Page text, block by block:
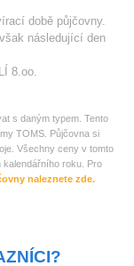
době půjčovny.
následující den
8.oo.
s daným typem. Tento
TOMS. Půjčovna si
Všechny ceny v tomto
kalendářního roku. Pro
naleznete zde.